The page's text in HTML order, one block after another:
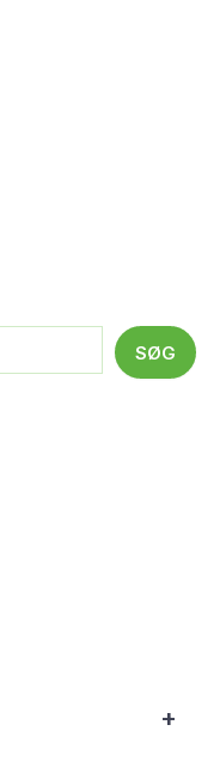
SØG
+